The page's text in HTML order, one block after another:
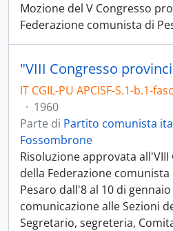
Mozione del V Congresso
Federazione comunista di
IT CGIL-PU APCISF-S.1-b.1-
· 1960
Parte di Partito comunista
Fossombrone
Risoluzione approvata
della Federazione
Pesaro dall'8 al 10 di gennaio
comunicazione alle Sezioni
Segretario, segreteria,